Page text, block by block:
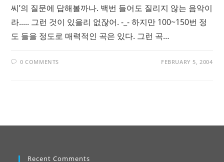
씨’의 질문에 답해볼까나. 백번 들어도 질리지 않는 음악이
라..... 그런 것이 있을리 없잖어. -_- 하지만 100~150번 정
도 들을 정도로 매력적인 곡은 있다. 그런 곡…
0 COMMENTS FEBRUARY 5, 2004
Recent Comments